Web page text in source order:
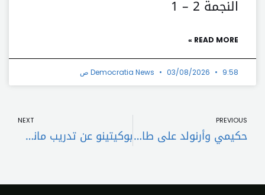
النجمة 2 – 1
READ MORE »
Democratia News 03/08/2026 9:58 ص
PREVIOUS
حكيمي وأرنولد على طاولة ريال مدريد
NEXT
بوكيتينو عن تدريب مانشستر يونايتد: لن أخطئ